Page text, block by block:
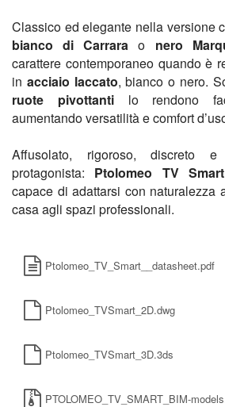
Classico ed elegante nella versione
bianco di Carrara o nero
carattere contemporaneo quando è
in acciaio laccato
ruote pivottanti lo rendono
aumentando versatilità e comfort
Affusolato, rigoroso, discreto
protagonista: Ptolomeo TV Smart
capace di adattarsi con naturalezza
casa agli spazi professionali.
Ptolomeo_TV_Smart__datasheet.pdf
Ptolomeo_TVSmart_2D.dwg
Ptolomeo_TVSmart_3D.3ds
PTOLOMEO_TV_SMART_BIM-